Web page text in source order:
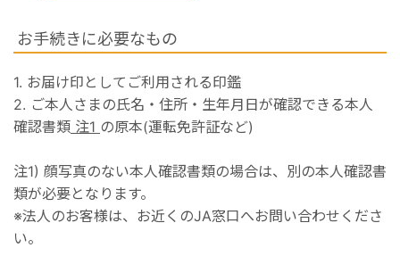
お手続きに必要なもの
1. お届け印としてご利用される印鑑
2. ご本人さまの氏名・住所・生年月日が確認できる本人
確認書類 注1 の原本(運転免許証など)
注1) 顔写真のない本人確認書類の場合は、別の本人確認書
類が必要となります。
※法人のお客様は、お近くのJA窓口へお問い合わせくださ
い。